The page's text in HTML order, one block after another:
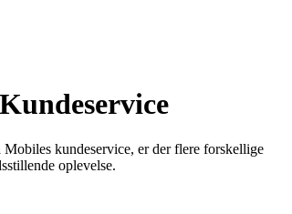
kundeservice, er der flere forskellige
oplevelse.